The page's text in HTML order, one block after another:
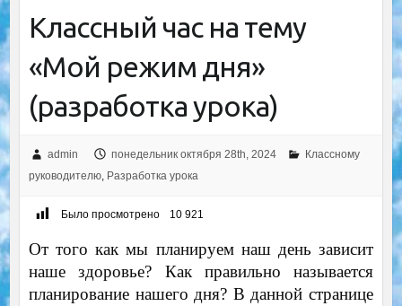
Классный час на тему
«Мой режим дня»
(разработка урока)
admin понедельник октября 28th, 2024
Классному
руководителю, Разработка урока
Было просмотрено 10 921
От того как мы планируем наш день зависит
наше здоровье? Как правильно называется
планирование нашего дня? В данной странице